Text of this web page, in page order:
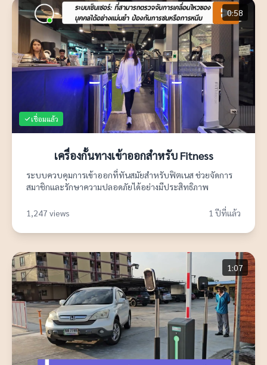
0:58
เชื่อมแล้ว
เครื่องกั้นทางเข้าออกสำหรับ Fitness
ระบบควบคุมการเข้าออกที่ทันสมัยสำหรับฟิตเนส ช่วยจัดการ
สมาชิกและรักษาความปลอดภัยได้อย่างมีประสิทธิภาพ
1,247 views 1 ปีที่แล้ว
1:07